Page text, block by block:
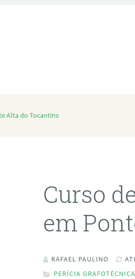
Alta do Tocantins
Curso
em
RAFAEL PAULINO
PERÍCIA GRAFOTÉCNICA